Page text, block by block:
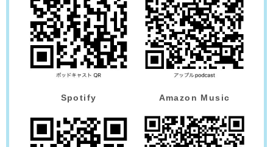
Spotify Amazon Music